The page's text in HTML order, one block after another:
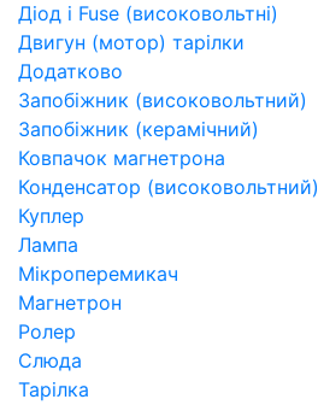
Діод і Fuse (високовольтні)
Двигун (мотор) тарілки
Додатково
Запобіжник (високовольтний)
Запобіжник (керамічний)
Ковпачок магнетрона
Конденсатор (високовольтний)
Куплер
Лампа
Мікроперемикач
Магнетрон
Ролер
Слюда
Тарілка